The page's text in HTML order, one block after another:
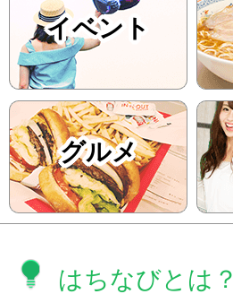
イベント
グルメ
はちなびとは？